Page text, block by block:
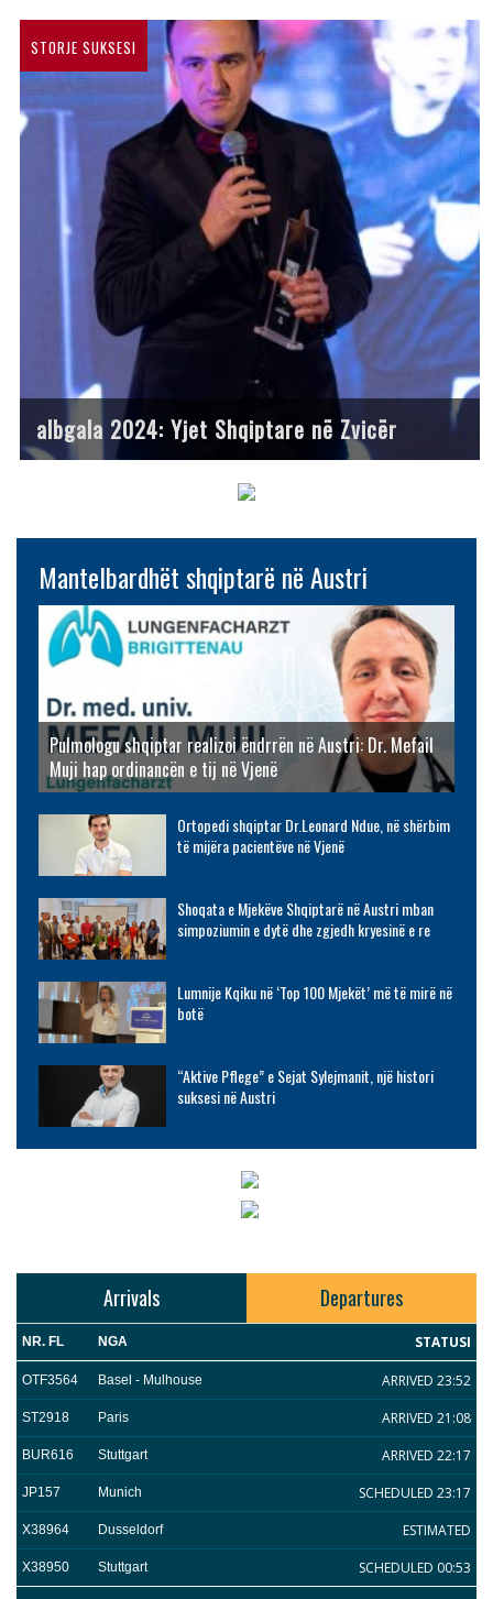
STORJE SUKSESI
albgala 2024: Yjet Shqiptare në Zvicër
Mantelbardhët shqiptarë në Austri
Pulmologu shqiptar realizoi ëndrrën në Austri: Dr. Mefail
Muji hap ordinancën e tij në Vjenë
Ortopedi shqiptar Dr.Leonard Ndue, në shërbim
të mijëra pacientëve në Vjenë
Shoqata e Mjekëve Shqiptarë në Austri mban
simpoziumin e dytë dhe zgjedh kryesinë e re
Lumnije Kqiku në ‘Top 100 Mjekët’ më të mirë në
botë
“Aktive Pflege” e Sejat Sylejmanit, një histori
suksesi në Austri
Arrivals Departures
NR. FL NGA STATUSI
OTF3564 Basel - Mulhouse ARRIVED 23:52
ST2918 Paris ARRIVED 21:08
BUR616 Stuttgart ARRIVED 22:17
JP157 Munich SCHEDULED 23:17
X38964 Dusseldorf ESTIMATED
X38950 Stuttgart SCHEDULED 00:53